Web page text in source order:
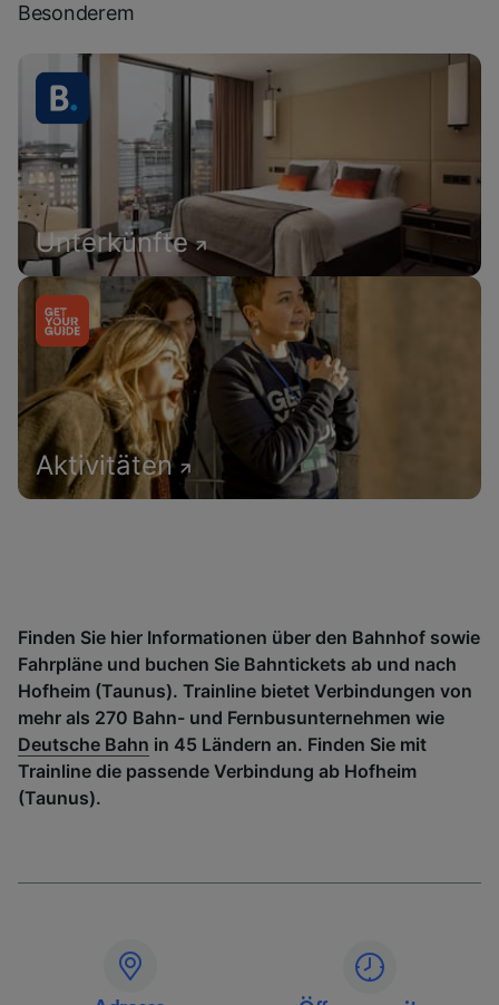
Besonderem
Unterkünfte
Aktivitäten
Finden Sie hier Informationen über den Bahnhof sowie
Fahrpläne und buchen Sie Bahntickets ab und nach
Hofheim (Taunus). Trainline bietet Verbindungen von
mehr als 270 Bahn- und Fernbusunternehmen wie
Deutsche Bahn in 45 Ländern an. Finden Sie mit
Trainline die passende Verbindung ab Hofheim
(Taunus).